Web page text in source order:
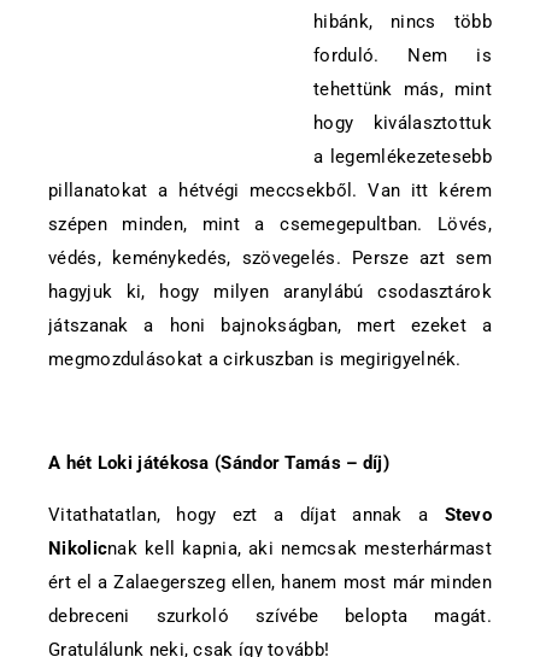
hibánk, nincs több
forduló. Nem is
tehettünk más, mint
hogy kiválasztottuk
a legemlékezetesebb
pillanatokat a hétvégi meccsekből. Van itt kérem
szépen minden, mint a csemegepultban. Lövés,
védés, keménykedés, szövegelés. Persze azt sem
hagyjuk ki, hogy milyen aranylábú csodasztárok
játszanak a honi bajnokságban, mert ezeket a
megmozdulásokat a cirkuszban is megirigyelnék.
A hét Loki játékosa (Sándor Tamás – díj)
Vitathatatlan, hogy ezt a díjat annak a Stevo
Nikolicnak kell kapnia, aki nemcsak mesterhármast
ért el a Zalaegerszeg ellen, hanem most már minden
debreceni szurkoló szívébe belopta magát.
Gratulálunk neki, csak így tovább!